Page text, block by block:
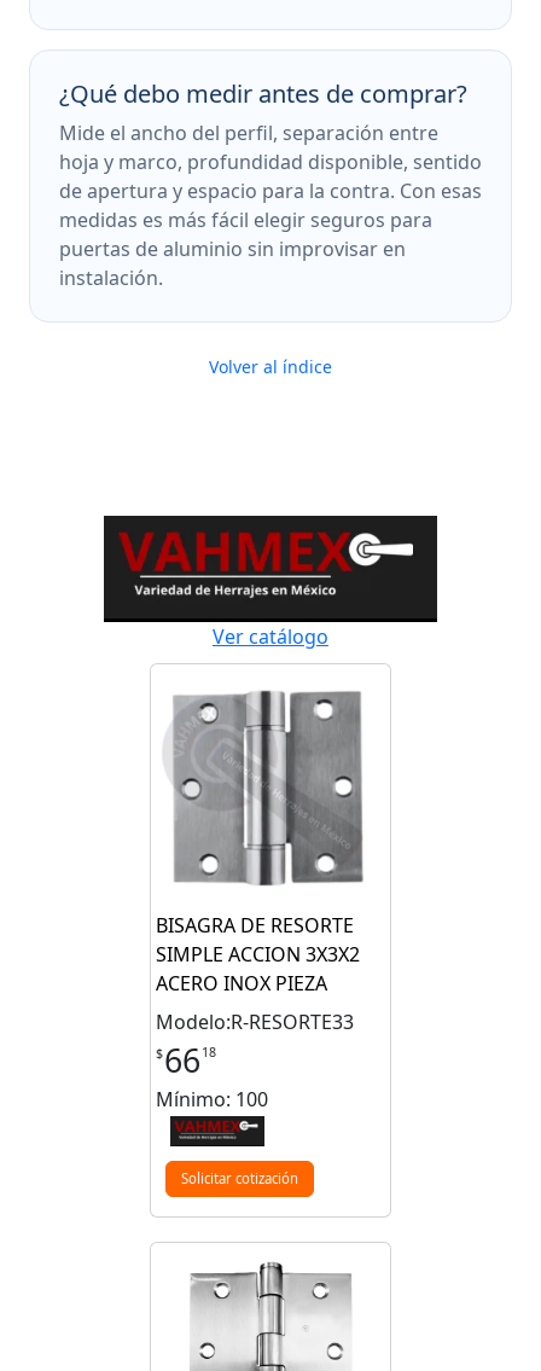
¿Qué debo medir antes de comprar?
Mide el ancho del perfil, separación entre
hoja y marco, profundidad disponible, sentido
de apertura y espacio para la contra. Con esas
medidas es más fácil elegir seguros para
puertas de aluminio sin improvisar en
instalación.
Volver al índice
Ver catálogo
BISAGRA DE RESORTE
SIMPLE ACCION 3X3X2
ACERO INOX PIEZA
Modelo:R-RESORTE33
$66 18
Mínimo: 100
Solicitar cotización